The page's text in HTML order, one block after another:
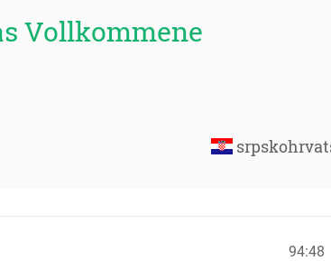
Vollkommene
94:48